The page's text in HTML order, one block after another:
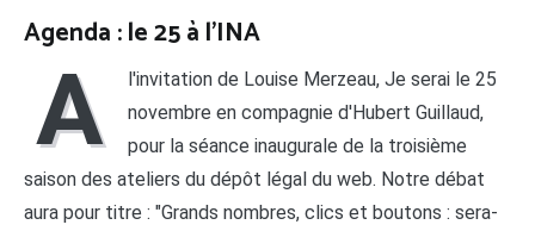
Agenda : le 25 à l’INA
A
l'invitation de Louise Merzeau, Je serai le 25
novembre en compagnie d'Hubert Guillaud,
pour la séance inaugurale de la troisième
saison des ateliers du dépôt légal du web. Notre débat
aura pour titre : "Grands nombres, clics et boutons : sera-